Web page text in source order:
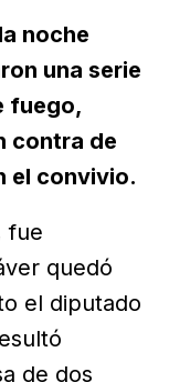
noche
una serie
fuego,
contra de
el convivio.
fue
quedó
el diputado
de dos